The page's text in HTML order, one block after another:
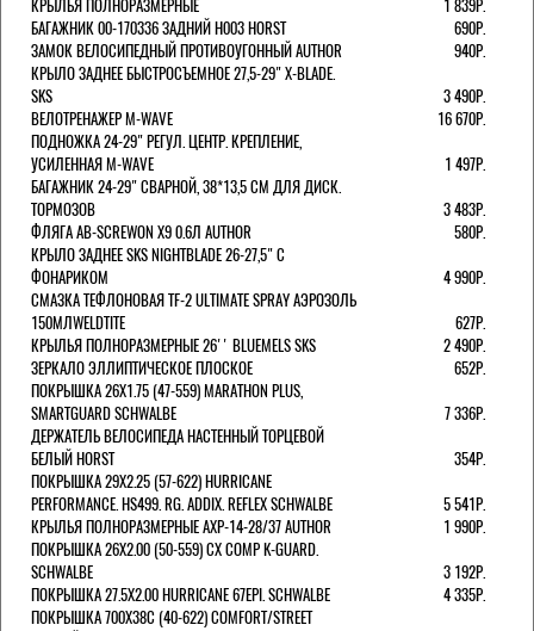
КРЫЛЬЯ ПОЛНОРАЗМЕРНЫЕ
1 839Р.
БАГАЖНИК 00-170336 ЗАДНИЙ H003 HORST
690Р.
ЗАМОК ВЕЛОСИПЕДНЫЙ ПРОТИВОУГОННЫЙ AUTHOR
940Р.
КРЫЛО ЗАДНЕЕ БЫСТРОСЪЕМНОЕ 27,5-29" X-BLADE.
SKS
3 490Р.
ВЕЛОТРЕНАЖЕР M-WAVE
16 670Р.
ПОДНОЖКА 24-29" РЕГУЛ. ЦЕНТР. КРЕПЛЕНИЕ,
УСИЛЕННАЯ M-WAVE
1 497Р.
БАГАЖНИК 24-29" СВАРНОЙ, 38*13,5 СМ ДЛЯ ДИСК.
ТОРМОЗОВ
3 483Р.
ФЛЯГА AB-SCREWON X9 0.6Л AUTHOR
580Р.
КРЫЛО ЗАДНЕЕ SKS NIGHTBLADE 26-27,5" С
ФОНАРИКОМ
4 990Р.
СМАЗКА ТЕФЛОНОВАЯ TF-2 ULTIMATE SPRAY АЭРОЗОЛЬ
150МЛWELDTITE
627Р.
КРЫЛЬЯ ПОЛНОРАЗМЕРНЫЕ 26'' BLUEMELS SKS
2 490Р.
ЗЕРКАЛО ЭЛЛИПТИЧЕСКОЕ ПЛОСКОЕ
652Р.
ПОКРЫШКА 26X1.75 (47-559) MARATHON PLUS,
SMARTGUARD SCHWALBE
7 336Р.
ДЕРЖАТЕЛЬ ВЕЛОCИПЕДА НАСТЕННЫЙ ТОРЦЕВОЙ
БЕЛЫЙ HORST
354Р.
ПОКРЫШКА 29X2.25 (57-622) HURRICANE
PERFORMANCE. HS499. RG. ADDIX. REFLEX SCHWALBE
5 541Р.
КРЫЛЬЯ ПОЛНОРАЗМЕРНЫЕ AXP-14-28/37 AUTHOR
1 990Р.
ПОКРЫШКА 26X2.00 (50-559) CX COMP K-GUARD.
SCHWALBE
3 192Р.
ПОКРЫШКА 27.5X2.00 HURRICANE 67EPI. SCHWALBE
4 335Р.
ПОКРЫШКА 700X38С (40-622) COMFORT/STREET